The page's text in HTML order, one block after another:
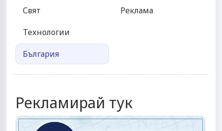
Свят
Технологии
България
Реклама
Рекламирай тук